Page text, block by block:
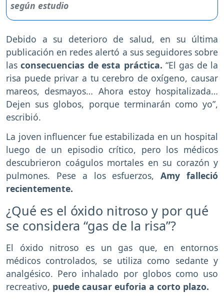
Debido a su deterioro de salud, en su última
publicación en redes alertó a sus seguidores sobre
lasconsecuencias de esta práctica. “El gas de la
risa puede privar a tu cerebro de oxígeno, causar
mareos, desmayos… Ahora estoy hospitalizada…
Dejen sus globos, porque terminarán como yo”,
escribió.
La joven influencer fue estabilizada en un hospital
luego de un episodio crítico, pero los médicos
descubrieron coágulos mortales en su corazón y
pulmones. Pese a los esfuerzos,Amy falleció
recientemente.
¿Qué es el óxido nitroso y por qué
se considera “gas de la risa”?
El óxido nitroso es un gas que, en entornos
médicos controlados, se utiliza como sedante y
analgésico. Pero inhalado por globos como uso
recreativo, puede causar euforia a corto plazo.